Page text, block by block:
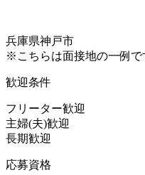
兵庫県神戸市
※こちらは面接地の一例
歓迎条件
フリーター歓迎
主婦(夫)歓迎
長期歓迎
応募資格